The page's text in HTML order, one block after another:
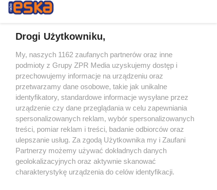
Żaden utwór zamieszczony w serwisie nie może być powielany i
rozpowszechniany lub dalej rozpowszechniany w jakikolwiek sposób (w
tym także elektroniczny lub mechaniczny) na jakimkolwiek polu
eksploatacji w jakiejkolwiek formie, włącznie z umieszczaniem w
Internecie bez pisemnej zgody właściciela praw. Jakiekolwiek użycie lub
wykorzystanie utworów w całości lub w części z naruszeniem prawa,
tzn. bez właściwej zgody, jest zabronione pod groźbą kary i może być
ścigane prawnie.
Drogi Użytkowniku,
My, naszych 1162 zaufanych partnerów oraz inne
podmioty z Grupy ZPR Media uzyskujemy dostęp i
przechowujemy informacje na urządzeniu oraz
przetwarzamy dane osobowe, takie jak unikalne
identyfikatory, standardowe informacje wysyłane przez
urządzenie czy dane przeglądania w celu zapewniania
spersonalizowanych reklam, wybór spersonalizowanych
treści, pomiar reklam i treści, badanie odbiorców oraz
ulepszanie usług. Za zgodą Użytkownika my i Zaufani
Partnerzy możemy używać dokładnych danych
geolokalizacyjnych oraz aktywnie skanować
charakterystykę urządzenia do celów identyfikacji.